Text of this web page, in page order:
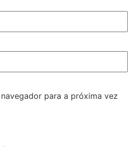
para a próxima vez